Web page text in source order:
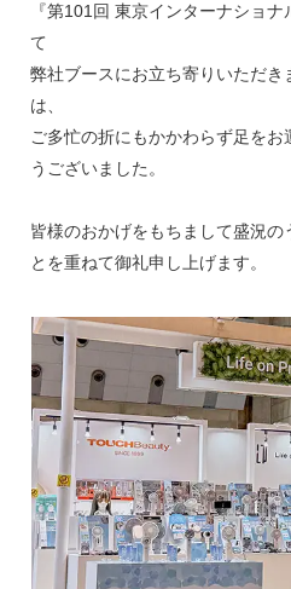
『第101回 東京インターナショ
て
弊社ブースにお立ち寄りいただ
は、
ご多忙の折にもかかわらず足をお
うございました。
皆様のおかげをもちまして盛況の
とを重ねて御礼申し上げます。